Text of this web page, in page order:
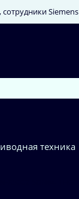
Siemens
техника